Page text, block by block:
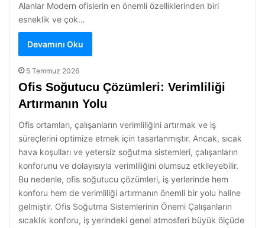
Alanlar Modern ofislerin en önemli özelliklerinden biri
esneklik ve çok…
Devamını Oku
5 Temmuz 2026
Ofis Soğutucu Çözümleri: Verimliliği
Artırmanın Yolu
Ofis ortamları, çalışanların verimliliğini artırmak ve iş
süreçlerini optimize etmek için tasarlanmıştır. Ancak, sıcak
hava koşulları ve yetersiz soğutma sistemleri, çalışanların
konforunu ve dolayısıyla verimliliğini olumsuz etkileyebilir.
Bu nedenle, ofis soğutucu çözümleri, iş yerlerinde hem
konforu hem de verimliliği artırmanın önemli bir yolu haline
gelmiştir. Ofis Soğutma Sistemlerinin Önemi Çalışanların
sıcaklık konforu, iş yerindeki genel atmosferi büyük ölçüde